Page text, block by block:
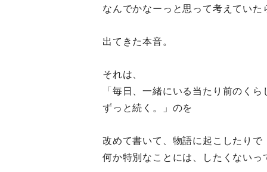
なんでかなーっと思って考えていた
出てきた本音。
それは、
「毎日、一緒にいる当たり前のくら
ずっと続く。」のを
改めて書いて、物語に起こしたりで
何か特別なことには、したくないっ